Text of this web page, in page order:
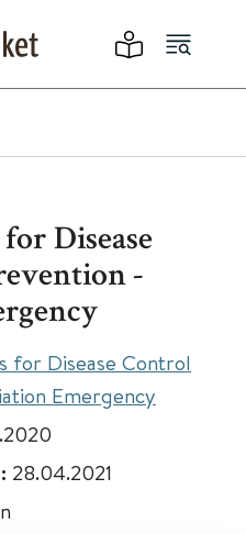
Disease
-
for Disease Control
Emergency
28.04.2021